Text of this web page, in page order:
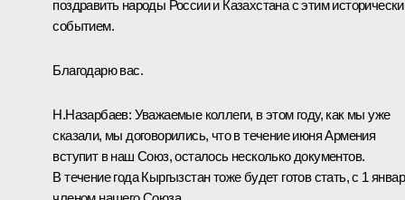
поздравить народы России и Казахстана с этим
событием.
Благодарю вас.
Н.Назарбаев: Уважаемые коллеги, в этом году, как мы уже
сказали, мы договорились, что в течение июня Армения
вступит в наш Союз, осталось несколько документов.
В течение года Кыргызстан тоже будет готов стать, с 1